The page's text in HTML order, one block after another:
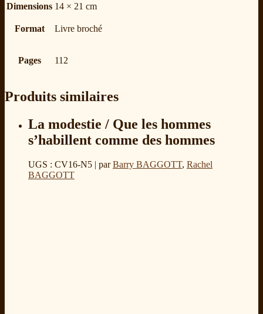
Dimensions 14 × 21 cm
Format Livre broché
Pages 112
Produits similaires
La modestie / Que les hommes
s’habillent comme des hommes
UGS : CV16-N5 | parBarry BAGGOTT, Rachel
BAGGOTT